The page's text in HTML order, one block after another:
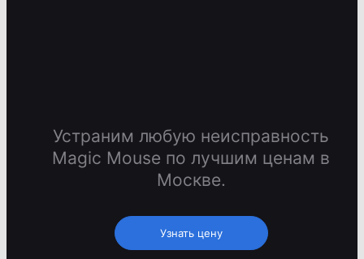
Устраним любую неисправность
Magic Mouse по лучшим ценам в
Москве.
Узнать цену